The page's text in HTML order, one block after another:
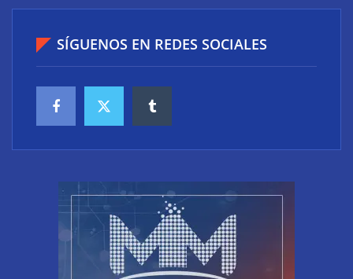
una mayor eficiencia y una menor complejidad con
su cartera integrada y soluciones inteligentes
SÍGUENOS EN REDES SOCIALES